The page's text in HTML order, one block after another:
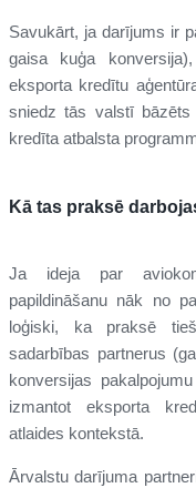
Savukārt, ja darījums ir
gaisa kuģa
eksporta kredītu
sniedz tās valstī
kredīta atbalsta
Kā tas praksē
Ja ideja par
papildināšanu nāk no
loģiski, ka praksē
sadarbības partnerus
konversijas
izmantot eksporta
atlaides kontekstā.
Ārvalstu darījuma